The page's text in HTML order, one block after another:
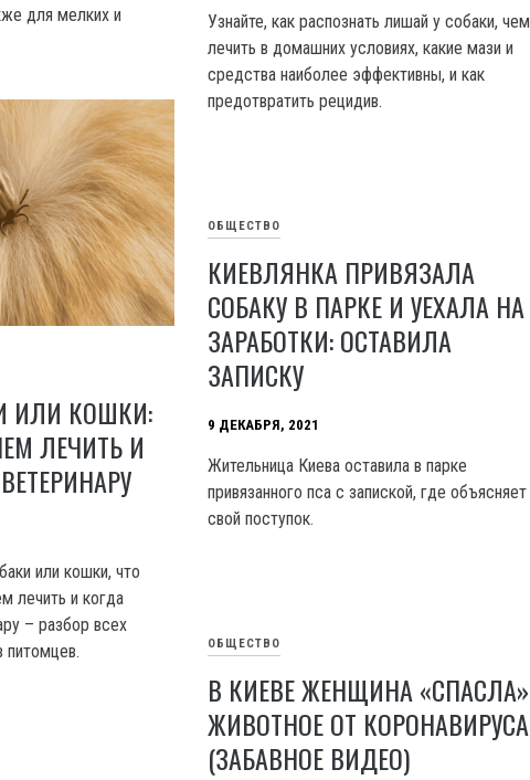
для мелких и
Узнайте, как распознать лишай у собаки, чем
лечить в домашних условиях, какие мази и
средства наиболее эффективны, и как
предотвратить рецидив.
ИЛИ КОШКИ:
ЛЕЧИТЬ И
или кошки, что
лечить и когда
– разбор всех
питомцев.
ОБЩЕСТВО
КИЕВЛЯНКА ПРИВЯЗАЛА
СОБАКУ В ПАРКЕ И УЕХАЛА НА
ЗАРАБОТКИ: ОСТАВИЛА
ЗАПИСКУ
9 ДЕКАБРЯ, 2021
Жительница Киева оставила в парке
привязанного пса с запиской, где объясняет
свой поступок.
ОБЩЕСТВО
В КИЕВЕ ЖЕНЩИНА «СПАСЛА»
ЖИВОТНОЕ ОТ КОРОНАВИРУСА
(ЗАБАВНОЕ ВИДЕО)